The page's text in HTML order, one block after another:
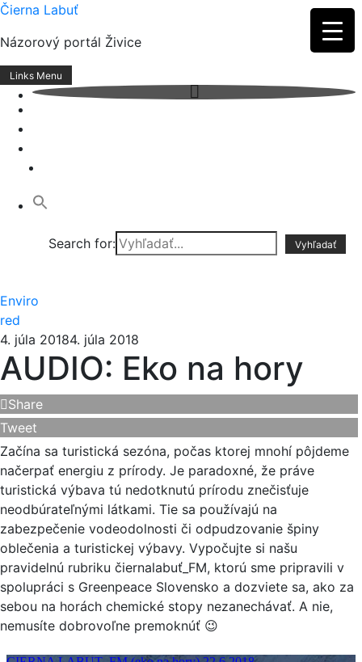
Skip
content
Čierna Labuť
Názorový portál Živice
Links Menu
Search for:
Enviro
red
4. júla 20184. júla 2018
AUDIO: Eko na hory
Share
Tweet
Začína sa turistická sezóna, počas ktorej mnohí pôjdeme
načerpať energiu z prírody. Je paradoxné, že práve
turistická výbava tú nedotknutú prírodu znečisťuje
neodbúrateľnými látkami. Tie sa používajú na
zabezpečenie vodeodolnosti či odpudzovanie špiny
oblečenia a turistickej výbavy. Vypočujte si našu
pravidelnú rubriku čiernalabuť_FM, ktorú sme pripravili v
spolupráci s Greenpeace Slovensko a dozviete sa, ako za
sebou na horách chemické stopy nezanechávať. A nie,
nemusíte dobrovoľne premoknúť 😉